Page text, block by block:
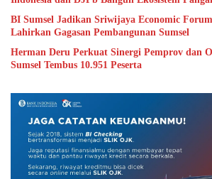
BI Sumsel Jadikan Sriwijaya Economic
Lahirkan Gagasan Pembangunan Sumsel
Herman Deru Perkuat Sinergi Pemprov dan
Sumsel Tembus 10.951 Peserta